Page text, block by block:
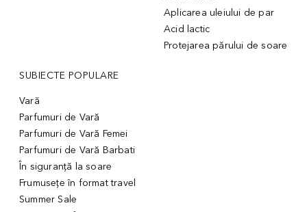
Aplicarea uleiului de par
Acid lactic
Protejarea părului de soare
SUBIECTE POPULARE
Vară
Parfumuri de Vară
Parfumuri de Vară Femei
Parfumuri de Vară Barbati
În siguranță la soare
Frumusețe în format travel
Summer Sale